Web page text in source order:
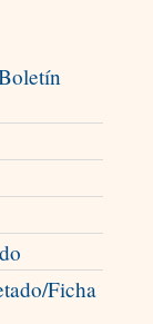
Ficha